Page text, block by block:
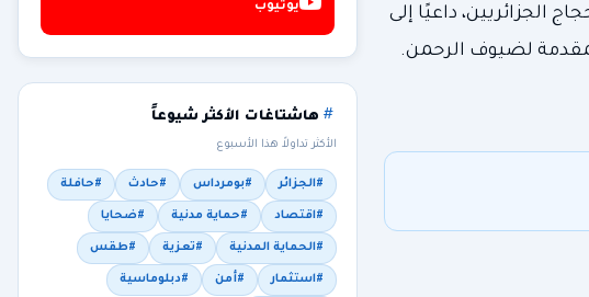
الجزائريين، داعيًا إلى
لضيوف الرحمن.
يوتيوب
هاشتاغات الأكثر شيوعاً
الأكثر تداولاً هذا الأسبوع
#الجزائر #بومرداس #حادث #حافلة
#اقتصاد #حماية مدنية #ضحايا
#الحماية المدنية #تعزية #طقس
#استثمار #أمن #دبلوماسية